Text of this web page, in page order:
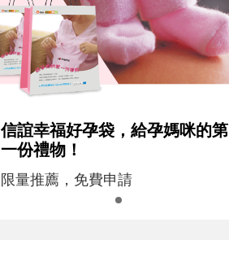
信誼幸福好孕袋，給孕媽咪的第
一份禮物！
限量推薦，免費申請